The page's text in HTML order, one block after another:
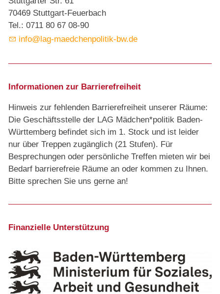
70469 Stuttgart-Feuerbach
Tel.: 0711 80 67 08-90
info@lag-maedchenpolitik-bw.de
Informationen zur Barrierefreiheit
Hinweis zur fehlenden Barrierefreiheit unserer Räume:
Die Geschäftsstelle der LAG Mädchen*politik Baden-
Württemberg befindet sich im 1. Stock und ist leider
nur über Treppen zugänglich (21 Stufen). Für
Besprechungen oder persönliche Treffen mieten wir bei
Bedarf barrierefreie Räume an oder kommen zu Ihnen.
Bitte sprechen Sie uns gerne an!
Finanzielle Unterstützung